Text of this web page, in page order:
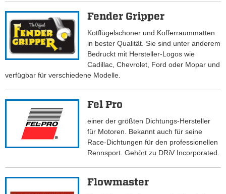
Fender Gripper
Kotflügelschoner und Kofferraummatten
in bester Qualität. Sie sind unter anderem
Bedruckt mit Hersteller-Logos wie
Cadillac, Chevrolet, Ford oder Mopar und
verfügbar für verschiedene Modelle.
Fel Pro
einer der größten Dichtungs-Hersteller
für Motoren. Bekannt auch für seine
Race-Dichtungen für den professionellen
Rennsport. Gehört zu DRiV Incorporated.
Flowmaster